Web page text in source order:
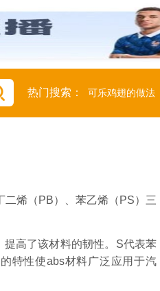
热门搜索： 可乐鸡翅的做法
烯（PB）、苯乙烯（PS）三
高了该材料的韧性。S代表苯
特性使abs材料广泛应用于汽